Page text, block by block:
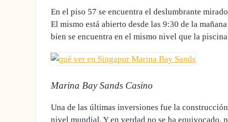
En el piso 57 se encuentra el deslumbrante
El mismo está abierto desde las 9:30 de la
bien se encuentra en el mismo nivel que la
Marina Bay Sands Casino
Una de las últimas inversiones fue la
nivel mundial. Y en verdad no se ha equivocado,